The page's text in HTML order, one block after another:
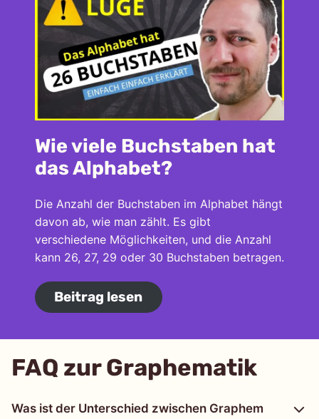
Wie viele Buchstaben hat
das Alphabet?
Die Anzahl der Buchstaben im Alphabet hängt
davon ab, wie man zählt. Es gibt
verschiedene Möglichkeiten, und die Anzahl
kann 26, 27, 29 oder 30 Buchstaben betragen.
Beitrag lesen
FAQ zur Graphematik
Was ist der Unterschied zwischen Graphem